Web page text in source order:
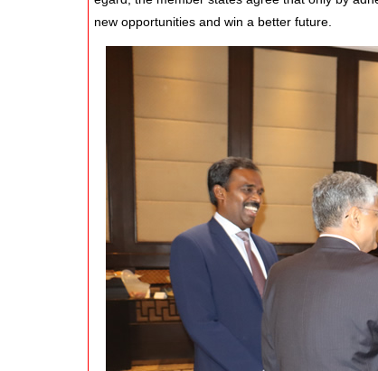
new opportunities and win a better future.